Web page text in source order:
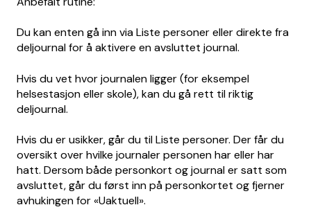
Du kan enten gå inn via Liste personer eller direkte fra
deljournal for å aktivere en avsluttet journal.
Hvis du vet hvor journalen ligger (for eksempel
helsestasjon eller skole), kan du gå rett til riktig
deljournal.
Hvis du er usikker, går du til Liste personer. Der får du
oversikt over hvilke journaler personen har eller har
hatt. Dersom både personkort og journal er satt som
avsluttet, går du først inn på personkortet og fjerner
avhukingen for «Uaktuell».